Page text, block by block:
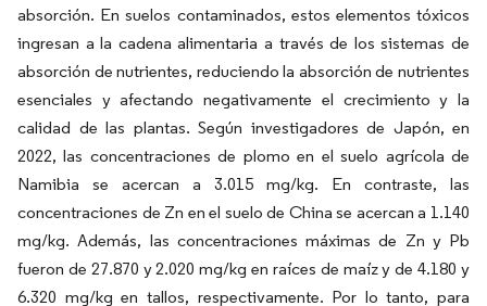
absorción. En suelos contaminados, estos elementos tóxicos
ingresan a la cadena alimentaria a través de los sistemas de
absorción de nutrientes, reduciendo la absorción de nutrientes
esenciales y afectando negativamente el crecimiento y la
calidad de las plantas. Según investigadores de Japón, en
2022, las concentraciones de plomo en el suelo agrícola de
Namibia se acercan a 3.015 mg/kg. En contraste, las
concentraciones de Zn en el suelo de China se acercan a 1.140
mg/kg. Además, las concentraciones máximas de Zn y Pb
fueron de 27.870 y 2.020 mg/kg en raíces de maíz y de 4.180 y
6.320 mg/kg en tallos, respectivamente. Por lo tanto, para